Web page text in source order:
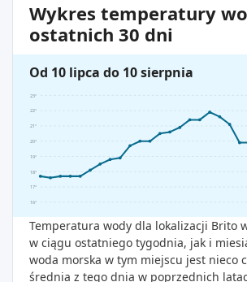
Wykres temperatury
ostatnich 30 dni
Od 10 lipca do 10 sierpnia
16°
17°
18°
19°
20°
21°
22°
23°
Temperatura wody dla lokalizacji Brito
w ciągu ostatniego tygodnia, jak i
woda morska w tym miejscu jest nieco
średnia z tego dnia w poprzednich